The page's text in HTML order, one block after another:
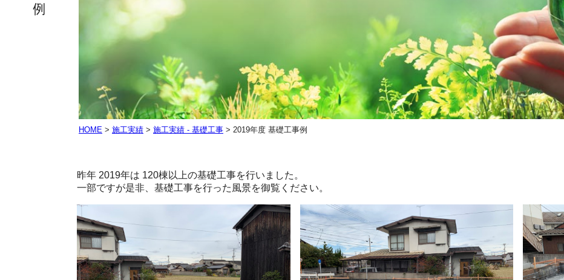
HOME > 施工実績 > 施工実績 - 基礎工事 > 2019年度 基礎工事例
昨年 2019年は 120棟以上の基礎工事を行いました。
一部ですが是非、基礎工事を行った風景を御覧ください。